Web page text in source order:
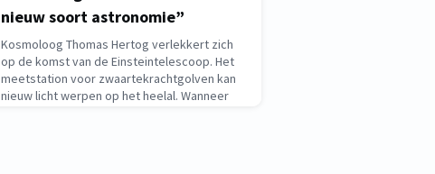
nieuw soort astronomie”
Kosmoloog Thomas Hertog verlekkert zich
op de komst van de Einsteintelescoop. Het
meetstation voor zwaartekrachtgolven kan
nieuw licht werpen op het heelal. Wanneer